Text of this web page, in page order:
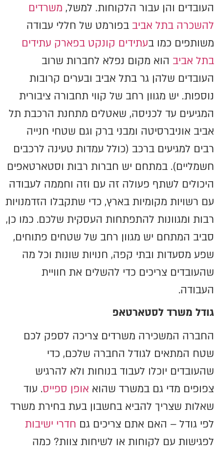
העובדים והן עבור הלקוחות. למשל, משרדים
להשכרה בתל אביב בפורמט של חללי עבודה
משותפים כמו בעתידים קונקט בפארק עתידים
בתל אביב הוא מקום נפלא לחברות שרוב
העובדים שלהן גר בתל אביב ובערים קרובות
נוספות. יש מגוון רחב של קווי תחבורה ציבורית
המגיעים עד לכניסה, שאטלים מתחנת הרכבת תל
אביב אוניברסיטה ומבני ברק וגם שטחי חנייה
רבים למגיעים ברכב (כולל עמדות טעינה לרכבים
חשמליים). במתחם יש חברות רבות וסטארטאפים
היכולים לשתף פעולה זה עם וזה וחממה לעבודה
עם רשויות מקומיות בארץ, כדי שתקבלו הזדמנויות
רבות ומגוונות להתפתחות העסקית שלכם. כמו כן,
סביב המתחם יש מגוון רחב של שטחים פתוחים,
שפע מסעדות ובתי קפה, חנויות שונות וכל מה
שהעובדים צריכים כדי להשלים את חוויית
העבודה.
גודל משרד לסטארטאפ
החברה המשכירה משרדים צריכה לספק לכם
שטח המתאים לגודל החברה שלכם, כדי
שהעובדים יוכלו לעבוד בנוחות ולא להרגיש
צפופים מדי גם במשרד שהוא אופן ספייס. עוד
שאלות שצריך להביא בחשבון בעת בחירת משרד
לפי גודל – האם אתם צריכים גם חדרי ישיבות
לפגישות עם לקוחות או לשיחות צוות? כמה